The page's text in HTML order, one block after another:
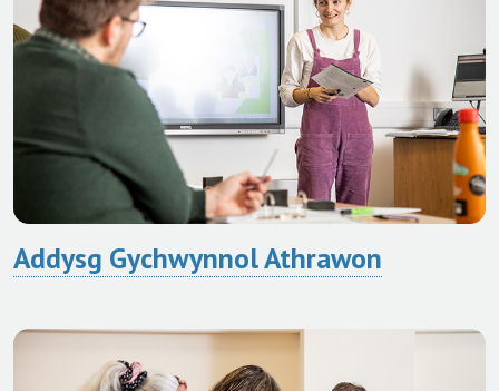
Addysg Gychwynnol Athrawon